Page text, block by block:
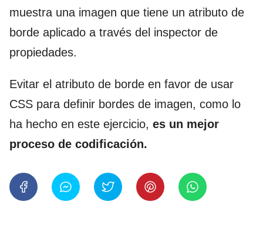
muestra una imagen que tiene un atributo de
borde aplicado a través del inspector de
propiedades.
Evitar el atributo de borde en favor de usar
CSS para definir bordes de imagen, como lo
ha hecho en este ejercicio, es un mejor
proceso de codificación.